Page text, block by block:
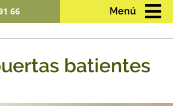
66 Menú
batientes